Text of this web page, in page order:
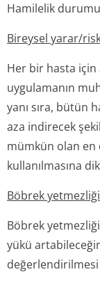
Hamilelik durumu
Bireysel yarar/
Her bir hasta için
uygulamanın
yanı sıra, bütün
aza indirecek
mümkün olan en
kullanılmasına
Böbrek yetmezliği
Böbrek
yükü